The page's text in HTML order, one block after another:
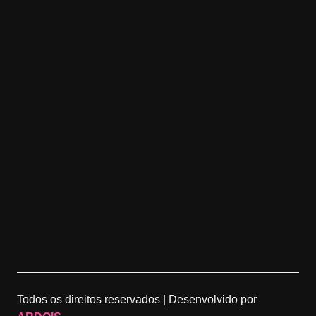
Todos os direitos reservados |
Desenvolvido por